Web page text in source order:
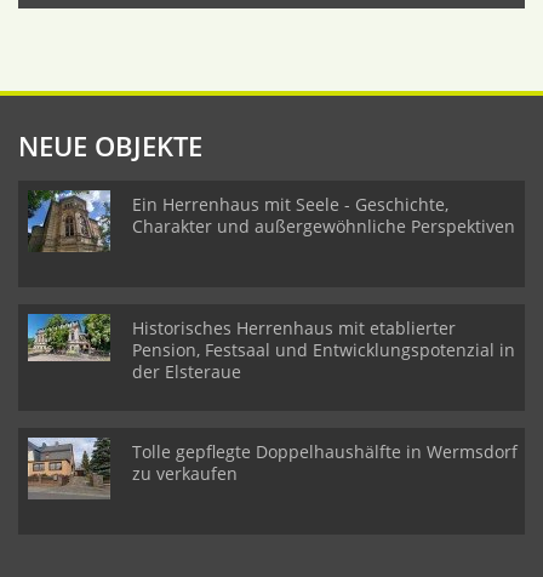
NEUE OBJEKTE
Ein Herrenhaus mit Seele - Geschichte,
Charakter und außergewöhnliche Perspektiven
Historisches Herrenhaus mit etablierter
Pension, Festsaal und Entwicklungspotenzial in
der Elsteraue
Tolle gepflegte Doppelhaushälfte in Wermsdorf
zu verkaufen